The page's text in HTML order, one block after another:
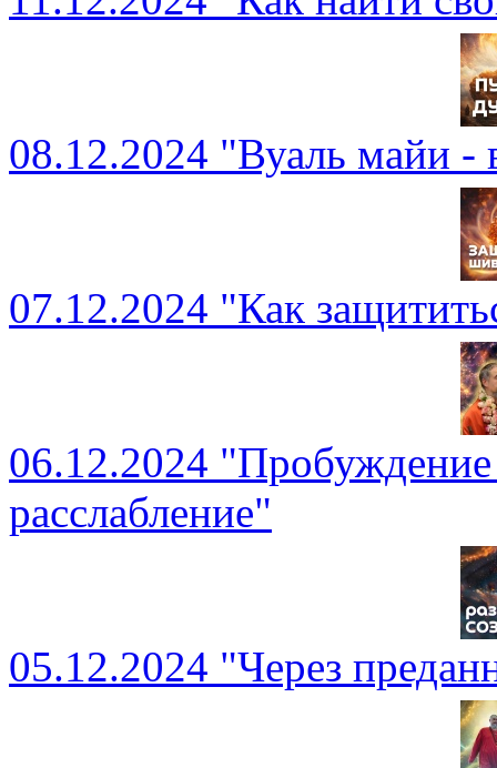
08.12.2024 "Вуаль майи
07.12.2024 "Как
06.12.2024 "Пробуждение
расслабление"
05.12.2024 "Через